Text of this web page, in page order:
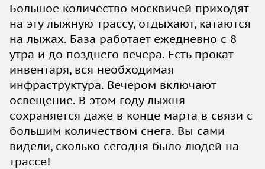
Большое количество москвичей приходят
на эту лыжную трассу, отдыхают, катаются
на лыжах. База работает ежедневно с 8
утра и до позднего вечера. Есть прокат
инвентаря, вся необходимая
инфраструктура. Вечером включают
освещение. В этом году лыжня
сохраняется даже в конце марта в связи с
большим количеством снега. Вы сами
видели, сколько сегодня было людей на
трассе!